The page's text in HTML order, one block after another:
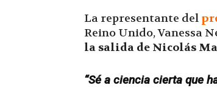
La representante del
Reino Unido, Vanessa
la salida de Nicolás
“Sé a ciencia cierta que